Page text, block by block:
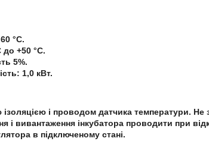
°С.
до +50 °С.
5%.
1,0 кВт.
і проводом датчика температури.
і вивантаження інкубатора проводити при
в підключеному стані.